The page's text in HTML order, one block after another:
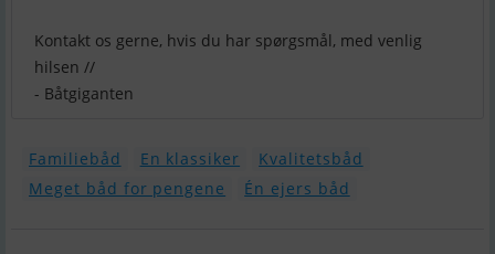
Kontakt os gerne, hvis du har spørgsmål, med venlig
hilsen //
- Båtgiganten
Familiebåd En klassiker
Kvalitetsbåd
Meget båd for pengene
Én ejers båd